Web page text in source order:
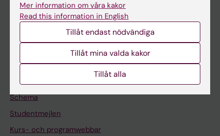
Nyheter
Kalender
Ladok
Canvas
Schema
Studentmejlen
Kurs- och programwebbar
Mer information om våra kakor
Read this information in English
Tillåt endast nödvändiga
Tillåt mina valda kakor
Tillåt alla